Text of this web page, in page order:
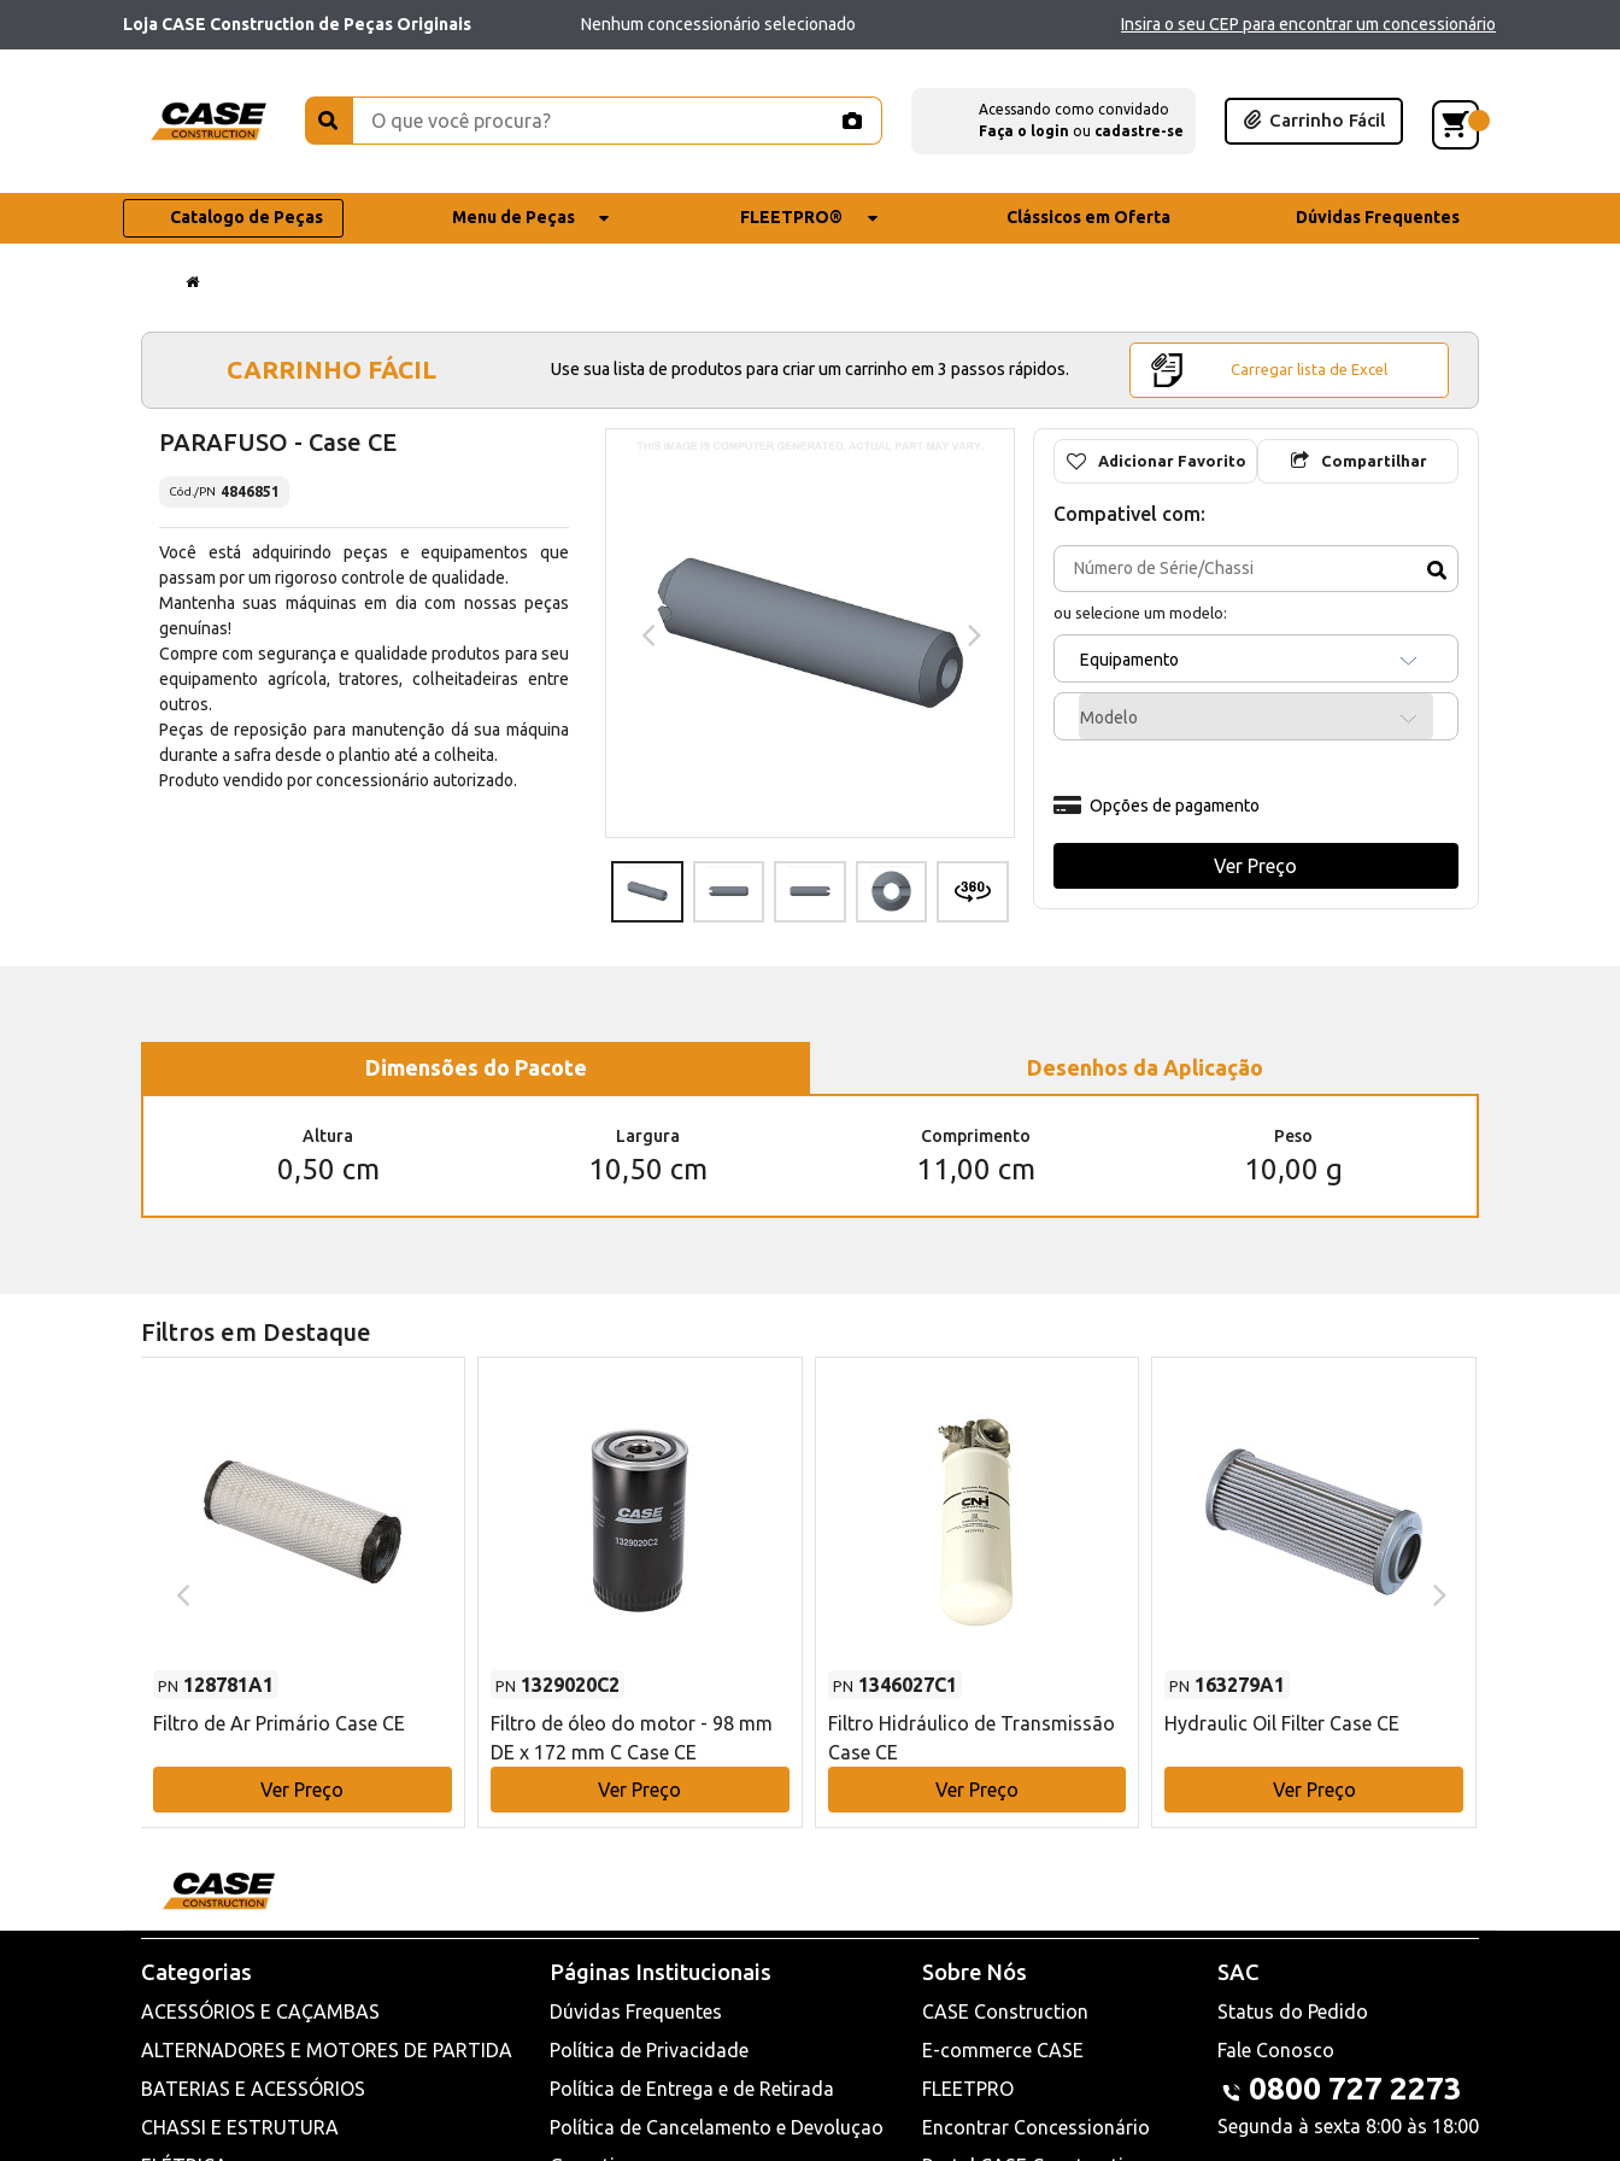
Loja CASE Construction de Peças Originais Nenhum concessionário selecionado Insira o seu CEP para encontrar um concessionário
Acessando como convidado
Faça o login ou cadastre-se
Carrinho Fácil
Catalogo de Peças Menu de Peças FLEETPRO® Clássicos em Oferta Dúvidas Frequentes
CARRINHO FÁCIL Use sua lista de produtos para criar um carrinho em 3 passos rápidos. Carregar lista de Excel
PARAFUSO - Case CE
Cód./PN 4846851
Você está adquirindo peças e equipamentos que
passam por um rigoroso controle de qualidade.
Mantenha suas máquinas em dia com nossas peças
genuínas!
Compre com segurança e qualidade produtos para seu
equipamento agrícola, tratores, colheitadeiras entre
outros.
Peças de reposição para manutenção dá sua máquina
durante a safra desde o plantio até a colheita.
Produto vendido por concessionário autorizado.
Adicionar Favorito Compartilhar
Compativel com:
ou selecione um modelo:
Equipamento
Modelo
Opções de pagamento
Ver Preço
Dimensões do Pacote Desenhos da Aplicação
Altura
0,50 cm
Largura
10,50 cm
Comprimento
11,00 cm
Peso
10,00 g
Filtros em Destaque
PN 128781A1
Filtro de Ar Primário Case CE
Ver Preço
PN 1329020C2
Filtro de óleo do motor - 98 mm
DE x 172 mm C Case CE
Ver Preço
PN 1346027C1
Filtro Hidráulico de Transmissão
Case CE
Ver Preço
PN 163279A1
Hydraulic Oil Filter Case CE
Ver Preço
Categorias
ACESSÓRIOS E CAÇAMBAS
ALTERNADORES E MOTORES DE PARTIDA
BATERIAS E ACESSÓRIOS
CHASSI E ESTRUTURA
Páginas Institucionais
Dúvidas Frequentes
Política de Privacidade
Política de Entrega e de Retirada
Política de Cancelamento e Devoluçao
Sobre Nós
CASE Construction
E-commerce CASE
FLEETPRO
Encontrar Concessionário
SAC
Status do Pedido
Fale Conosco
0800 727 2273
Segunda à sexta 8:00 às 18:00